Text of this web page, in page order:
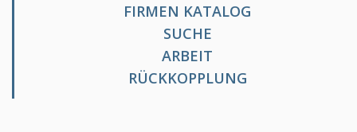
FIRMEN KATALOG
SUCHE
ARBEIT
RÜCKKOPPLUNG